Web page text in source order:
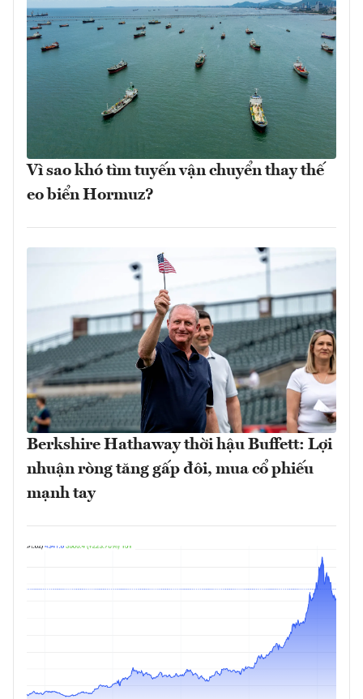
Vì sao khó tìm tuyến vận chuyển thay thế
eo biển Hormuz?
Berkshire Hathaway thời hậu Buffett: Lợi
nhuận ròng tăng gấp đôi, mua cổ phiếu
mạnh tay